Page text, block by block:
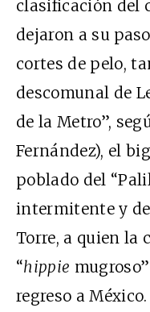
clasificación del
dejaron a su
cortes de pelo,
descomunal de
de la Metro”,
Fernández), el
poblado del
intermitente y
Torre, a quien la
“hippie
regreso a México.